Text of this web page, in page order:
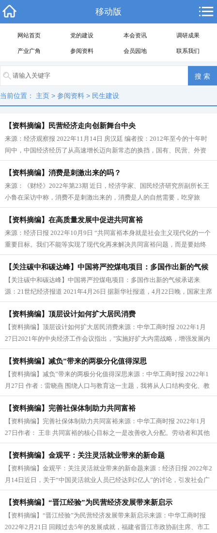
移动版
网站首页 党的建设 本会资讯 调研成果
产业广角 参阅资料 会员园地 联系我们
当前位置： 主页 > 参阅资料 > 民生建设
【资料摘编】民营经济走向创新舞台中央
来源：经济观察报 2022年11月14日 房汉廷 编者按：2012年至今的十年时
间中，中国经济经历了从高速增长迈向新常态的换挡，国有、民营、外资
三驾马车在...
【资料摘编】消费是刺激出来的吗？
来源：《财经》2022年第23期 近日，经济学家、国民经济研究所副所长王
小鲁在采访中称，消费不是刺激出来的，消费是人的自然需要，吃穿旅
游、丰富文化生活等都...
【资料摘编】在高质量发展中促进共同富裕
来源：经济日报 2022年10月9日 “共同富裕本身就是社会主义现代化的一个
重要目标。我们不能等实现了现代化再来解决共同富裕问题，而是要始终
把满足人民对美...
【关注碳中和碳达峰】中国将严控煤电项目：多国作出新的气候
承诺
【关注碳中和碳达峰】中国将严控煤电项目：多国作出新的气候承诺来
源：21世纪经济报道 2021年4月26日 据新华社报道，4月22日晚，国家主席
习近平在北京...
【资料摘编】顶层设计如何扩大居民消费
【资料摘编】顶层设计如何扩大居民消费来源：中华工商时报 2022年1月
27日2021年的中央经济工作会议指出，"实施好扩大内需战略，增强发展内
生动力。...
【资料摘编】减负”带来的两极分化值得深思
【资料摘编】减负”带来的两极分化值得深思来源：中华工商时报 2022年1
月27日 作者：雷晓燕 围绕人口与教育这一主题，我将从人口结构变化、教
育现状与趋势...
【资料摘编】完善社保体制助力共同富裕
【资料摘编】完善社保体制助力共同富裕来源：中华工商时报 2022年1月
27日作者： 王非 共同富裕的核心目标之一是改善收入分配。劳动者和其他
要素所有者经...
【资料摘编】金观平：关注灵活就业带来的新命题
【资料摘编】金观平：关注灵活就业带来的新命题来源：经济日报 2022年2
月14日近日，关于“中国灵活就业人员已经达到2亿人”的讨论，引发社会广
泛关注。有人对这一...
【资料摘编】“晋江经验”为民营经济发展带来新启示
【资料摘编】“晋江经验”为民营经济发展带来新启示来源：中华工商时报
2022年2月21日 回顾过去5年的发展成就，福建省晋江市政协副主席、市工